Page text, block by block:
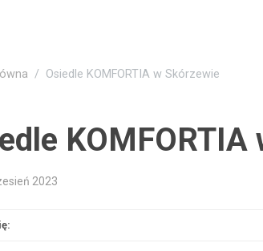
Osiedle KOMFORTIA w Skórzewie
KOMFORTIA
2023